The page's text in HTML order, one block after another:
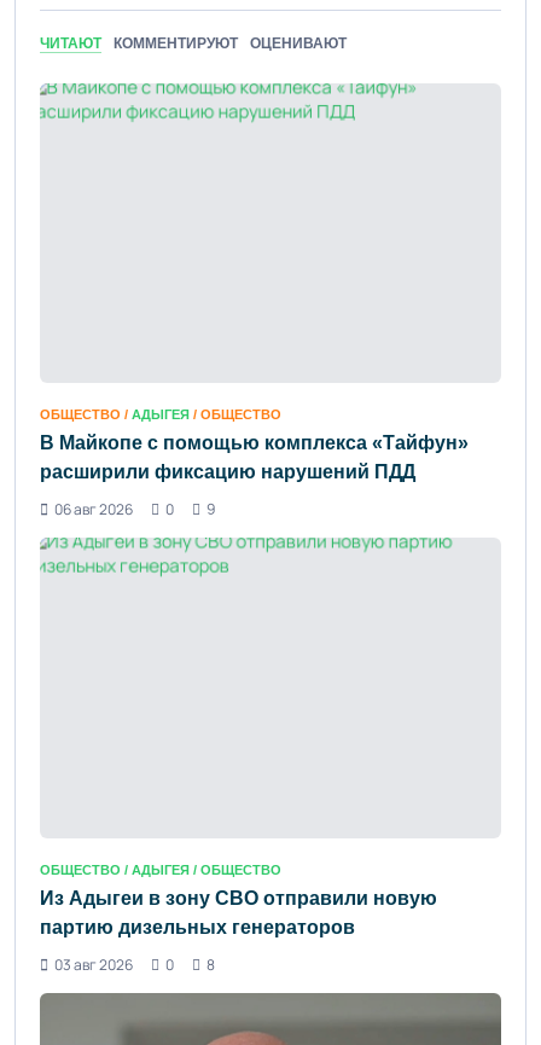
ЧИТАЮТ КОММЕНТИРУЮТ ОЦЕНИВАЮТ
ОБЩЕСТВО / АДЫГЕЯ / ОБЩЕСТВО
В Майкопе с помощью комплекса «Тайфун»
расширили фиксацию нарушений ПДД
06 авг 2026
0 9
ОБЩЕСТВО / АДЫГЕЯ / ОБЩЕСТВО
Из Адыгеи в зону СВО отправили новую
партию дизельных генераторов
03 авг 2026
0 8